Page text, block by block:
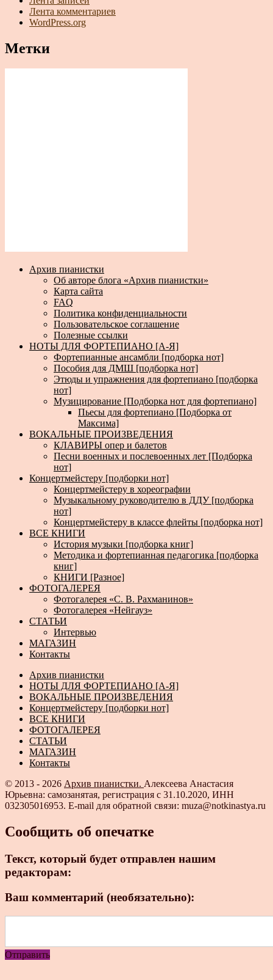
Лента комментариев
WordPress.org
Метки
Архив пианистки
Об авторе блога «Архив пианистки»
Карта сайта
FAQ
Политика конфиденциальности
Пользовательское соглашение
Полезные ссылки
НОТЫ ДЛЯ ФОРТЕПИАНО [А-Я]
Фортепианные ансамбли [подборка нот]
Пособия для ДМШ [подборка нот]
Этюды и упражнения для фортепиано [подборка
нот]
Музицирование [Подборка нот для фортепиано]
Пьесы для фортепиано [Подборка от
Максима]
ВОКАЛЬНЫЕ ПРОИЗВЕДЕНИЯ
КЛАВИРЫ опер и балетов
Песни военных и послевоенных лет [Подборка
нот]
Концертмейстеру [подборки нот]
Концертмейстеру в хореографии
Музыкальному руководителю в ДДУ [подборка
нот]
Концертмейстеру в классе флейты [подборка нот]
ВСЕ КНИГИ
История музыки [подборка книг]
Методика и фортепианная педагогика [подборка
книг]
КНИГИ [Разное]
ФОТОГАЛЕРЕЯ
Фотогалерея «С. В. Рахманинов»
Фотогалерея «Нейгауз»
СТАТЬИ
Интервью
МАГАЗИН
Контакты
Архив пианистки
НОТЫ ДЛЯ ФОРТЕПИАНО [А-Я]
ВОКАЛЬНЫЕ ПРОИЗВЕДЕНИЯ
Концертмейстеру [подборки нот]
ВСЕ КНИГИ
ФОТОГАЛЕРЕЯ
СТАТЬИ
МАГАЗИН
Контакты
© 2013 - 2026 Архив пианистки. Алексеева Анастасия
Юрьевна: самозанятая, регистрация с 31.10.2020, ИНН
032305016953. E-mail для обратной связи: muza@notkinastya.ru
Сообщить об опечатке
Текст, который будет отправлен нашим
редакторам:
Ваш комментарий (необязательно):
Отправить